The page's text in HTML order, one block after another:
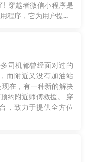
! 穿越者微信小程序是
程序，它为用户提...
司机都曾经面对过的
而附近又没有加油站
在，有一种新的解决
约附近师傅救援。 穿
，致力于提供全方位